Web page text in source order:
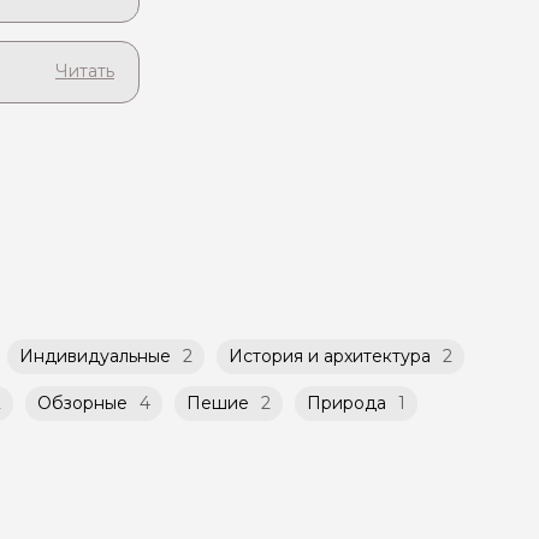
и
заказе
Индивидуальные 2 История и архитектура 2
Обзорные 4 Пешие 2 Природа 1